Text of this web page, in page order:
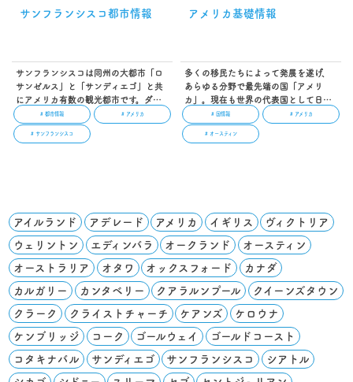
サンフランシスコ都市情報
サンフランシスコは同州の大都市「ロ
サンゼルス」と「サンディエゴ」と共
にアメリカ有数の観光都市です。ダウ
ンタウン中心部には海外留学生を対象
にした多くの語学学校があり、短期プ
ログラムから長期プログラムまで幅広
# 都市情報 # アメリカ
# サンフランシスコ
アメリカ基礎情報
多くの移民たちによって発展を遂げ、
あらゆる分野で最先端の国「アメリ
カ」。現在も世界の代表国として日々
進化している国のひとつです。英語を
学ぶことはもちろんのこと、アメリカ
独特の多民族国家の特色を生かした
# 国情報 # アメリカ
# オースティン
アイルランド アデレード アメリカ イギリス ヴィクトリア
ウェリントン エディンバラ オークランド オースティン
オーストラリア オタワ オックスフォード カナダ
カルガリー カンタベリー クアラルンプール クイーンズタウン
クラーク クライストチャーチ ケアンズ ケロウナ
ケンブリッジ コーク ゴールウェイ ゴールドコースト
コタキナバル サンディエゴ サンフランシスコ シアトル